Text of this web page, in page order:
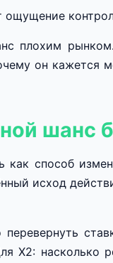
ощущение
плохим
он кажется
шанс
как способ
исход
X2: насколько